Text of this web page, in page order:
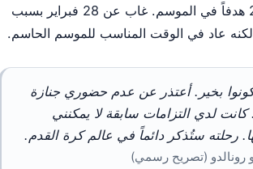
رصيده إلى 23 هدفاً في الموسم. غاب عن 28 فبراير بسبب
عاد في الوقت المناسب للموسم الحاسم.
بخير. أعتذر عن عدم حضوري جنازة
لدي التزامات سابقة لا يمكنني
رحلته ستُذكر دائماً في عالم كرة القدم.
(تصريح رسمي)